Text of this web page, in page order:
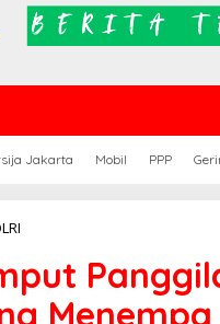
Jakarta Mobil PPP
Pengabdian:
Polres
Soppeng